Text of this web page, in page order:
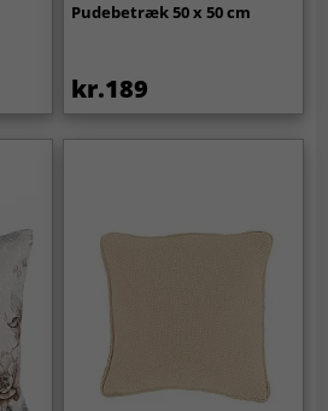
Pudebetræk 50 x 50 cm
kr.189